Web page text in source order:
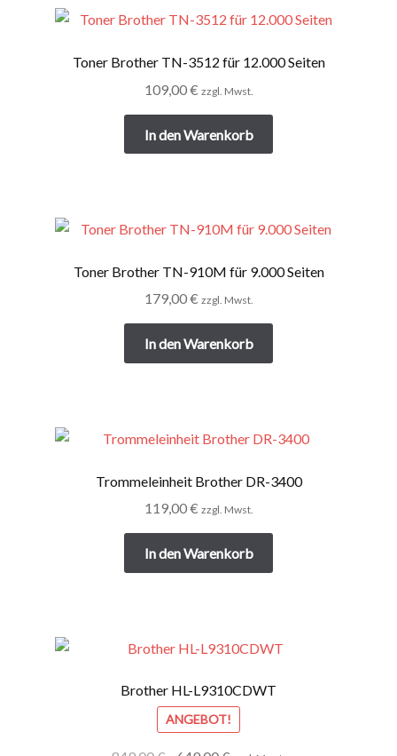
Toner Brother TN-3512 für 12.000 Seiten
109,00€ zzgl. Mwst.
In den Warenkorb
Toner Brother TN-910M für 9.000 Seiten
179,00€ zzgl. Mwst.
In den Warenkorb
Trommeleinheit Brother DR-3400
119,00€ zzgl. Mwst.
In den Warenkorb
Brother HL-L9310CDWT
ANGEBOT!